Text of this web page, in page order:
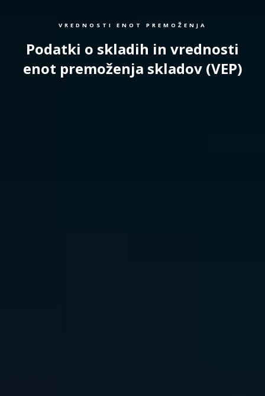
VREDNOSTI ENOT PREMOŽENJA
Podatki o skladih in vrednosti
enot premoženja skladov (VEP)